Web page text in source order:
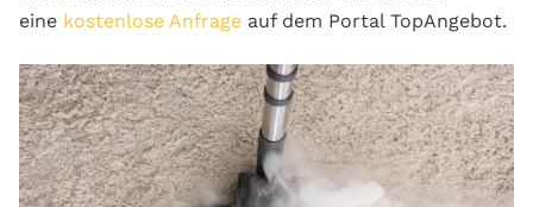
eine kostenlose Anfrage auf dem Portal TopAngebot.